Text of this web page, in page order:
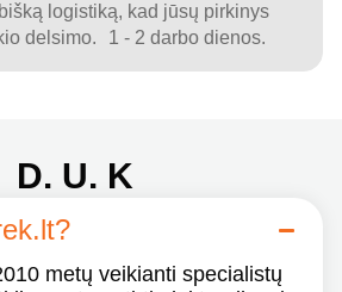
logistiką, kad jūsų pirkinys
delsimo. 1 - 2 darbo dienos.
D. U. K
metų veikianti specialistų